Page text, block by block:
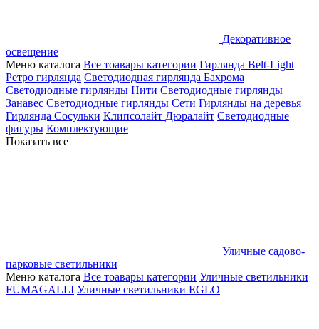
Декоративное
освещение
Меню каталога Все тоавары категории Гирлянда Belt-Light
Ретро гирлянда Светодиодная гирлянда Бахрома
Светодиодные гирлянды Нити Светодиодные гирлянды
Занавес Светодиодные гирлянды Сети Гирлянды на деревья
Гирлянда Сосульки Клипсолайт Дюралайт Светодиодные
фигуры Комплектующие
Показать все
Уличные садово-
парковые светильники
Меню каталога Все тоавары категории Уличные светильники
FUMAGALLI Уличные светильники EGLO